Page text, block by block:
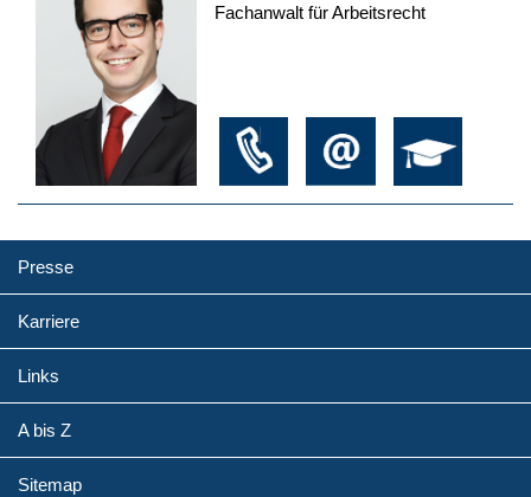
Fachanwalt für Arbeitsrecht
Presse
Karriere
Links
A bis Z
Sitemap